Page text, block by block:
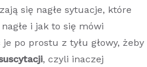
się nagłe sytuacje, które
i jak to się mówi
po prostu z tyłu głowy, żeby
, czyli inaczej